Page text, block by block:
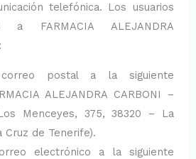
telefónica. Los usuarios
a FARMACIA ALEJANDRA
postal a la siguiente
ALEJANDRA CARBONI –
Menceyes, 375, 38320 – La
Cruz de Tenerife).
electrónico a la siguiente